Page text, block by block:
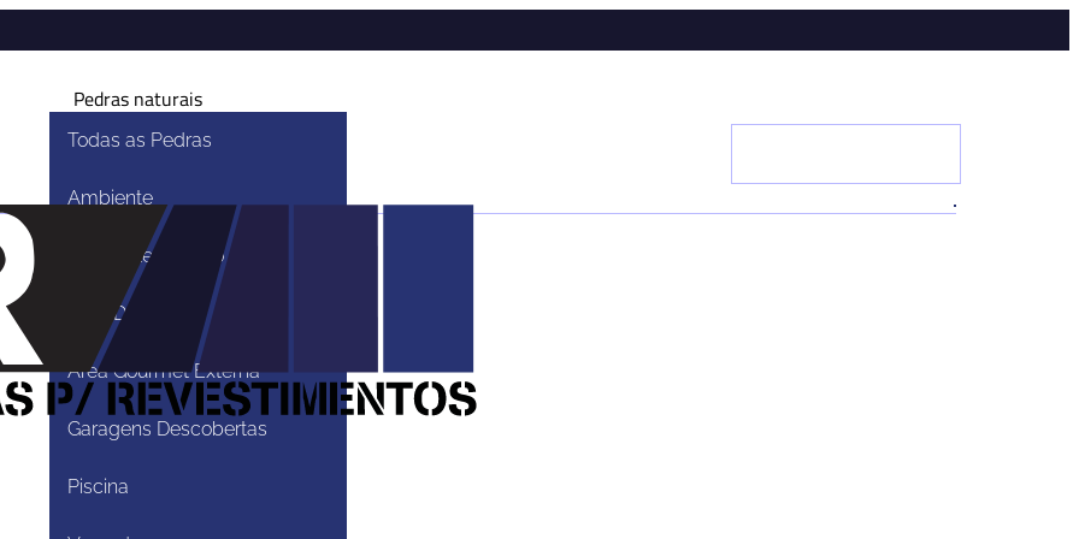
Pedras naturais
Todas as Pedras
Ambiente
Ambiente Externo
Área De Lazer
Área Gourmet Externa
Garagens Descobertas
Piscina